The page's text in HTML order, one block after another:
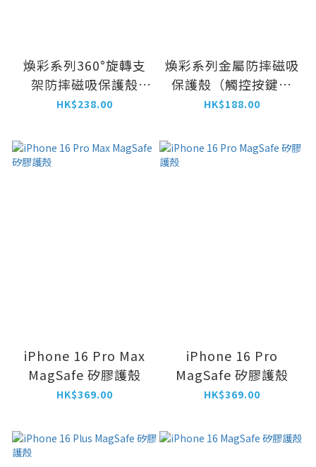
煥彩系列360°旋轉支
架防摔磁吸保護殼
iPhone 17 Pro / Pro
HK$238.00
煥彩系列金屬防摔磁吸
保護殼（觸控按鍵）
iPhone 17 Pro / Pro
HK$188.00
iPhone 16 Pro Max
MagSafe 矽膠護殼
HK$369.00
iPhone 16 Pro
MagSafe 矽膠護殼
HK$369.00